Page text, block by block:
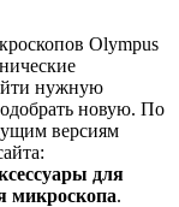
Olympus
нужную
новую. По
версиям
для
микроскопа.